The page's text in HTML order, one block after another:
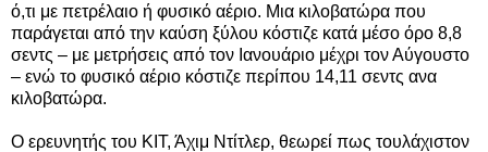
ό,τι με πετρέλαιο ή φυσικό αέριο. Μια κιλοβατώρα που
παράγεται από την καύση ξύλου κόστιζε κατά μέσο όρο 8,8
σεντς – με μετρήσεις από τον Ιανουάριο μέχρι τον Αύγουστο
– ενώ το φυσικό αέριο κόστιζε περίπου 14,11 σεντς ανα
κιλοβατώρα.
Ο ερευνητής του ΚΙΤ, Άχιμ Ντίτλερ, θεωρεί πως τουλάχιστον